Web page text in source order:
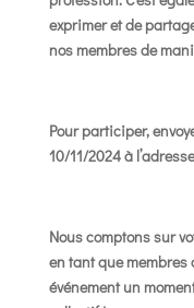
exprimer et de
nos membres de
Pour participer,
10/11/2024 à
Nous comptons sur
en tant que membres
événement un